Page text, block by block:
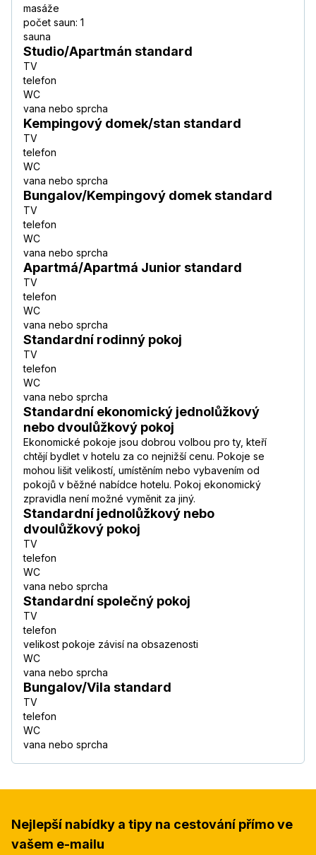
masáže
počet saun: 1
sauna
Studio/Apartmán standard
TV
telefon
WC
vana nebo sprcha
Kempingový domek/stan standard
TV
telefon
WC
vana nebo sprcha
Bungalov/Kempingový domek standard
TV
telefon
WC
vana nebo sprcha
Apartmá/Apartmá Junior standard
TV
telefon
WC
vana nebo sprcha
Standardní rodinný pokoj
TV
telefon
WC
vana nebo sprcha
Standardní ekonomický jednolůžkový
nebo dvoulůžkový pokoj
Ekonomické pokoje jsou dobrou volbou pro ty, kteří
chtějí bydlet v hotelu za co nejnižší cenu. Pokoje se
mohou lišit velikostí, umístěním nebo vybavením od
pokojů v běžné nabídce hotelu. Pokoj ekonomický
zpravidla není možné vyměnit za jiný.
Standardní jednolůžkový nebo
dvoulůžkový pokoj
TV
telefon
WC
vana nebo sprcha
Standardní společný pokoj
TV
telefon
velikost pokoje závisí na obsazenosti
WC
vana nebo sprcha
Bungalov/Vila standard
TV
telefon
WC
vana nebo sprcha
Nejlepší nabídky a tipy na cestování přímo ve
vašem e-mailu